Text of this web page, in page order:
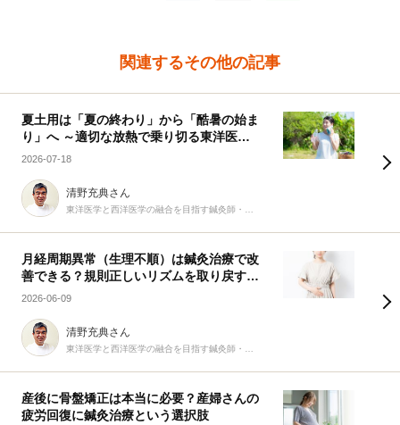
関連するその他の記事
夏土用は「夏の終わり」から「酷暑の始ま
り」へ ～適切な放熱で乗り切る東洋医学
の知恵～
2026-07-18
清野充典さん
月経周期異常（生理不順）は鍼灸治療で改
善できる？規則正しいリズムを取り戻す9
つの生活習慣
2026-06-09
清野充典さん
産後に骨盤矯正は本当に必要？産婦さんの
疲労回復に鍼灸治療という選択肢